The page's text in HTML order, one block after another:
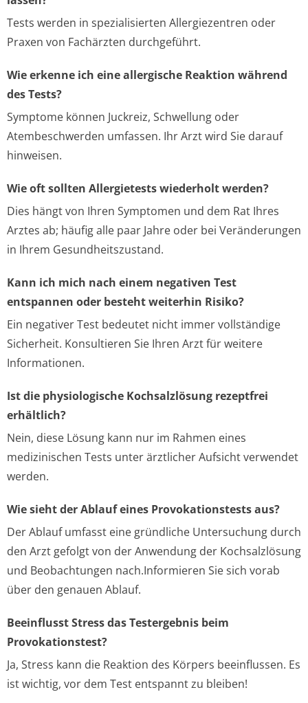
Tests werden in spezialisierten Allergiezentren oder
Praxen von Fachärzten durchgeführt.
Wie erkenne ich eine allergische Reaktion während
des Tests?
Symptome können Juckreiz, Schwellung oder
Atembeschwerden umfassen. Ihr Arzt wird Sie darauf
hinweisen.
Wie oft sollten Allergietests wiederholt werden?
Dies hängt von Ihren Symptomen und dem Rat Ihres
Arztes ab; häufig alle paar Jahre oder bei Veränderungen
in Ihrem Gesundheitszustand.
Kann ich mich nach einem negativen Test
entspannen oder besteht weiterhin Risiko?
Ein negativer Test bedeutet nicht immer vollständige
Sicherheit. Konsultieren Sie Ihren Arzt für weitere
Informationen.
Ist die physiologische Kochsalzlösung rezeptfrei
erhältlich?
Nein, diese Lösung kann nur im Rahmen eines
medizinischen Tests unter ärztlicher Aufsicht verwendet
werden.
Wie sieht der Ablauf eines Provokationstests aus?
Der Ablauf umfasst eine gründliche Untersuchung durch
den Arzt gefolgt von der Anwendung der Kochsalzlösung
und Beobachtungen nach.Informieren Sie sich vorab
über den genauen Ablauf.
Beeinflusst Stress das Testergebnis beim
Provokationstest?
Ja, Stress kann die Reaktion des Körpers beeinflussen. Es
ist wichtig, vor dem Test entspannt zu bleiben!